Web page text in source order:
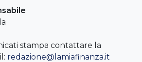
stampa contattare la
redazione@lamiafinanza.it